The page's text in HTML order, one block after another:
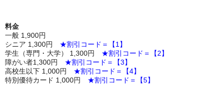
料金
一般 1,900円
シニア 1,300円 ★割引コード＝【1】
学生（専門・大学） 1,300円 ★割引コード＝【2】
障がい者1,300円 ★割引コード＝【3】
高校生以下 1,000円 ★割引コード＝【4】
特別優待カード 1,000円 ★割引コード＝【5】